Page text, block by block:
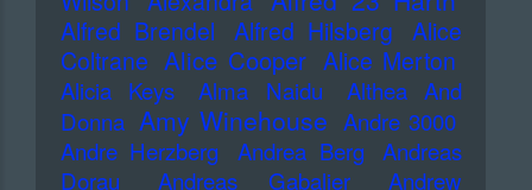
Alfred Brendel Alfred Hilsberg
Alice
Coltrane Alice Cooper Alice Merton
Alicia Keys Alma Naidu
Althea And
Donna Amy Winehouse Andre 3000
Andre Herzberg
Andrea Berg
Andreas
Dorau
Andreas Gabalier
Andrew